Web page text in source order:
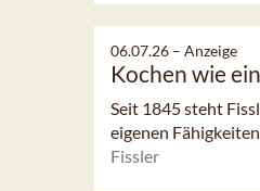
06.07.26 – Anzeige
Kochen wie
Seit 1845 steht
eigenen
Fissler